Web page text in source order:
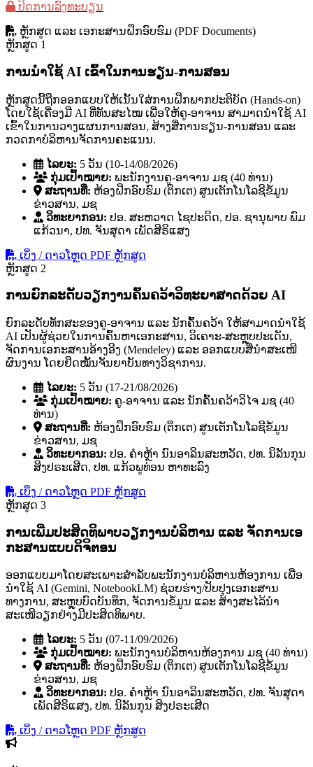
ປິດການລົງທະບຽນ
ຫຼັກສູດ ແລະ ເອກະສານຝຶກອົບຮົມ (PDF Documents)
ຫຼັກສູດ 1
ການນໍາໃຊ້ AI ເຂົ້າໃນການຮຽນ-ການສອນ
ຫຼັກສູດນີ້ຖືກອອກແບບໃຫ້ເນັ້ນໃສ່ການຝຶກພາກປະຕິບັດ (Hands-on)
ໂດຍໃຊ້ເຄື່ອງມື AI ທີ່ທັນສະໄໝ ເພື່ອໃຫ້ຄູ-ອາຈານ ສາມາດນໍາໃຊ້ AI
ເຂົ້າໃນການວາງແຜນການສອນ, ສ້າງສື່ການຮຽນ-ການສອນ ແລະ
ກວດກາບໍລິຫານຈັດການຄະແນນ.
ໄລຍະ: 5 ວັນ (10-14/08/2026)
ກຸ່ມເປົ້າໝາຍ: ພະນັກງານຄູ-ອາຈານ ມຊ (40 ທ່ານ)
ສະຖານທີ່: ຫ້ອງຝຶກອົບຮົມ (ຕຶກເຕ) ສູນເຕັກໂນໂລຊີຂໍ້ມູນ
ຂ່າວສານ, ມຊ
ວິທະຍາກອນ: ປອ. ສະຫວາດ ໄຊປະດິດ, ປອ. ຊານຸພາບ ພົມ
ແກ້ວນາ, ປທ. ຈັນສຸດາ ເພັດສີຣິແສງ
ເບິ່ງ / ດາວໂຫຼດ PDF ຫຼັກສູດ
ຫຼັກສູດ 2
ການຍົກລະດັບວຽກງານຄົ້ນຄວ້າວິທະຍາສາດດ້ວຍ AI
ຍົກລະດັບທັກສະຂອງຄູ-ອາຈານ ແລະ ນັກຄົ້ນຄວ້າ ໃຫ້ສາມາດນໍາໃຊ້
AI ເປັນຜູ້ຊ່ວຍໃນການຄົ້ນຫາເອກະສານ, ວິເຄາະ-ສະຫຼຸບປະເດັນ,
ຈັດການເອກະສານອ້າງອີງ (Mendeley) ແລະ ອອກແບບສື່ນໍາສະເໜີ
ຜົນງານ ໂດຍຢຶດໝັ້ນຈັນຍາບັນທາງວິຊາການ.
ໄລຍະ: 5 ວັນ (17-21/08/2026)
ກຸ່ມເປົ້າໝາຍ: ຄູ-ອາຈານ ແລະ ນັກຄົ້ນຄວ້າວິໄຈ ມຊ (40
ທ່ານ)
ສະຖານທີ່: ຫ້ອງຝຶກອົບຮົມ (ຕຶກເຕ) ສູນເຕັກໂນໂລຊີຂໍ້ມູນ
ຂ່າວສານ, ມຊ
ວິທະຍາກອນ: ປອ. ຄໍາຫຼ້າ ນົນອາລິນສະຫວັດ, ປທ. ນິລັນກຸນ
ສິງປຣະເສີດ, ປທ. ແກ້ວພູທ່ອນ ຫາທະລົງ
ເບິ່ງ / ດາວໂຫຼດ PDF ຫຼັກສູດ
ຫຼັກສູດ 3
ການເພີ່ມປະສິດທິພາບວຽກງານບໍລິຫານ ແລະ ຈັດການເອ
ກະສານແບບດິຈິຕອນ
ອອກແບບມາໂດຍສະເພາະສຳລັບພະນັກງານບໍລິຫານຫ້ອງການ ເພື່ອ
ນຳໃຊ້ AI (Gemini, NotebookLM) ຊ່ວຍຮ່າງ/ປັບປຸງເອກະສານ
ທາງການ, ສະຫຼຸບບົດບັນທຶກ, ຈັດການຂໍ້ມູນ ແລະ ສ້າງສະໄລ້ນຳ
ສະເໜີວຽກຢ່າງມີປະສິດທິພາບ.
ໄລຍະ: 5 ວັນ (07-11/09/2026)
ກຸ່ມເປົ້າໝາຍ: ພະນັກງານບໍລິຫານຫ້ອງການ ມຊ (40 ທ່ານ)
ສະຖານທີ່: ຫ້ອງຝຶກອົບຮົມ (ຕຶກເຕ) ສູນເຕັກໂນໂລຊີຂໍ້ມູນ
ຂ່າວສານ, ມຊ
ວິທະຍາກອນ: ປອ. ຄໍາຫຼ້າ ນົນອາລິນສະຫວັດ, ປທ. ຈັນສຸດາ
ເພັດສີຣິແສງ, ປທ. ນິລັນກຸນ ສິງປຣະເສີດ
ເບິ່ງ / ດາວໂຫຼດ PDF ຫຼັກສູດ